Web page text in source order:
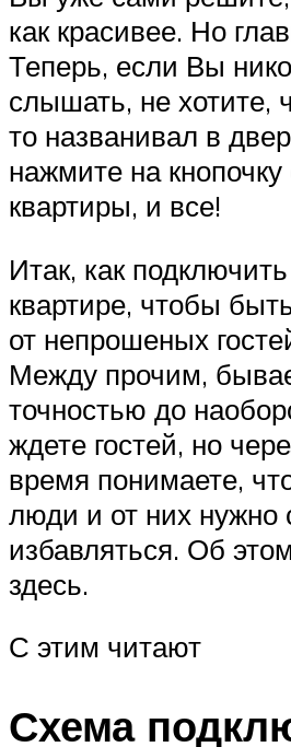
как красивее. Но
Теперь, если Вы
слышать, не хотите,
то названивал в
нажмите на
квартиры, и все!
Итак, как
квартире, чтобы
от непрошеных
Между прочим,
точностью до
ждете гостей, но
время понимаете,
люди и от них нужно
избавляться. Об
здесь.
С этим читают
Схема